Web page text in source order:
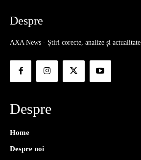
Despre
AXA News - Știri corecte, analize și actualitate
Despre
Home
Despre noi